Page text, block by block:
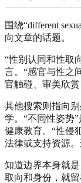
围绕“different
向文章的话题。
“性别认同和性取
言。“感官与性之
官触碰、审美欣赏
其他搜索则指向
学。“不同性姿势
健康教育。“性侵
法律或支持资源
知道边界本身就
取向和身份，就